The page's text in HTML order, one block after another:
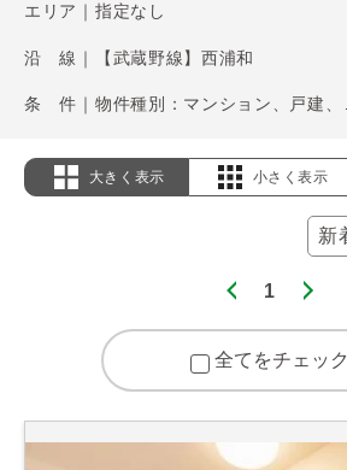
エリア｜指定なし
沿 線｜【武蔵野線】西浦和
大きく表示 小さく表示
1
全てをチェック